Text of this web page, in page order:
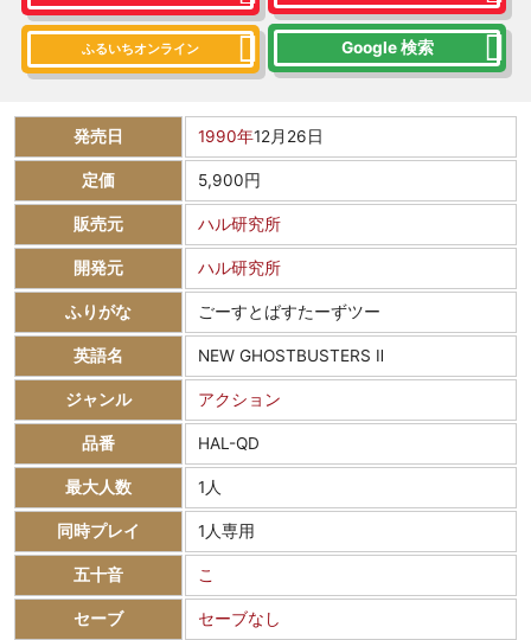
ふるいちオンライン Google 検索
発売日 1990年12月26日
定価 5,900円
販売元 ハル研究所
開発元 ハル研究所
ふりがな ごーすとばすたーずツー
英語名 NEW GHOSTBUSTERS Ⅱ
ジャンル アクション
品番 HAL-QD
最大人数 1人
同時プレイ 1人専用
五十音 こ
セーブ セーブなし